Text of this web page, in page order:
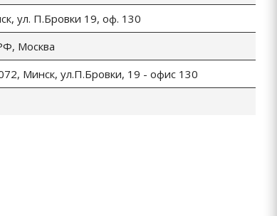
ул. П.Бровки 19, оф. 130
Москва
Минск, ул.П.Бровки, 19 - офис 130